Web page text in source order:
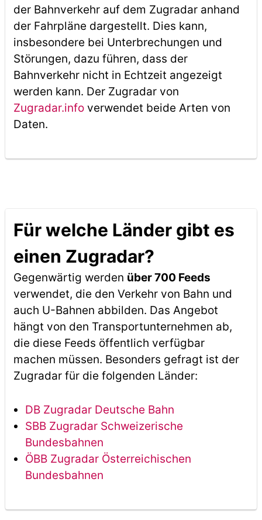
der Bahnverkehr auf dem Zugradar anhand
der Fahrpläne dargestellt. Dies kann,
insbesondere bei Unterbrechungen und
Störungen, dazu führen, dass der
Bahnverkehr nicht in Echtzeit angezeigt
werden kann. Der Zugradar von
Zugradar.infoverwendet beide Arten von
Daten.
Für welche Länder gibt es
einen Zugradar?
Gegenwärtig werden über 700 Feeds
verwendet, die den Verkehr von Bahn und
auch U-Bahnen abbilden. Das Angebot
hängt von den Transportunternehmen ab,
die diese Feeds öffentlich verfügbar
machen müssen. Besonders gefragt ist der
Zugradar für die folgenden Länder:
DB Zugradar Deutsche Bahn
SBB Zugradar Schweizerische
Bundesbahnen
ÖBB Zugradar Österreichischen
Bundesbahnen